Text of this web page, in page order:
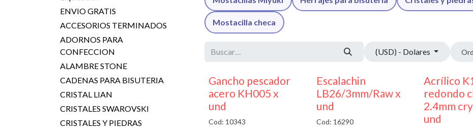
ENVIO GRATIS
ACCESORIOS TERMINADOS
ADORNOS PARA
CONFECCION
ALAMBRE STONE
CADENAS PARA BISUTERIA
CRISTAL LIAN
CRISTALES SWAROVSKI
CRISTALES Y PIEDRAS
Mostacilla checa
(USD) - Dolares
Gancho pescador
acero KH005 x
und
Cod: 10343
Escalachin
LB26/3mm/Raw x
und
Cod: 16290
Acrílico
redondo
2.4mm
und